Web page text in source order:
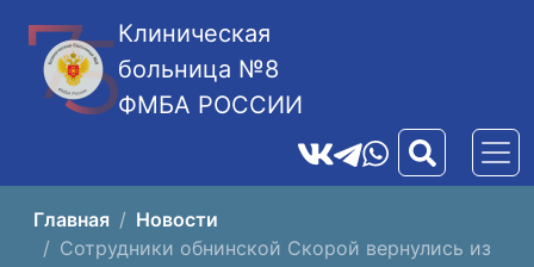
Клиническая
больница №8
ФМБА РОССИИ
Главная
Новости
Сотрудники обнинской Скорой вернулись из